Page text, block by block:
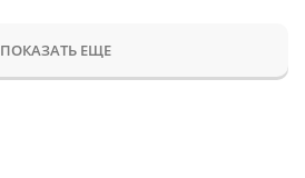
ПОКАЗАТЬ ЕЩЕ